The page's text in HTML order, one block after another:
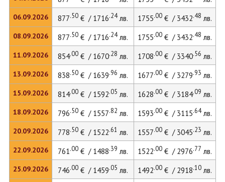
06.09.2026
08.09.2026
11.09.2026
13.09.2026
15.09.2026
18.09.2026
20.09.2026
22.09.2026
25.09.2026
877.50€ / 1716.24лв. 1755.00€ / 3432.48 лв.
877.50€ / 1716.24лв. 1755.00€ / 3432.48 лв.
854.00€ / 1670.28 лв. 1708.00€ / 3340.56 лв.
838.50€ / 1639.96 лв. 1677.00€ / 3279.93 лв.
814.00€ / 1592.05 лв. 1628.00€ / 3184.09 лв.
796.50€ / 1557.82 лв. 1593.00€ / 3115.64лв.
778.50€ / 1522.61 лв. 1557.00€ / 3045.23 лв.
761.00€ / 1488.39 лв. 1522.00€ / 2976.77 лв.
746.00€ / 1459.05 лв. 1492.00€ / 2918.10лв.